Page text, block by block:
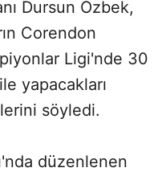
Dursun Özbek,
Corendon
Ligi'nde 30
yapacakları
söyledi.
düzenlenen